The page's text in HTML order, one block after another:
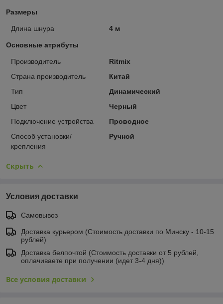
Размеры
Длина шнура 4 м
Основные атрибуты
Производитель
Ritmix
Страна производитель
Китай
Тип
Динамический
Цвет
Черный
Подключение устройства
Проводное
Способ установки/
крепления
Ручной
Скрыть
Условия доставки
Самовывоз
Доставка курьером (Стоимость доставки по Минску - 10-15
рублей)
Доставка белпочтой (Стоимость доставки от 5 рублей,
оплачиваете при получении (идет 3-4 дня))
Все условия доставки